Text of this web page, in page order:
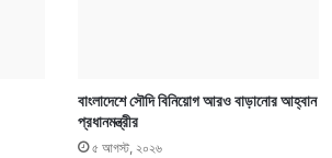
বাংলাদেশে সৌদি বিনিয়োগ আরও বাড়ানোর আহ্বান
প্রধানমন্ত্রীর
৫ আগস্ট, ২০২৬